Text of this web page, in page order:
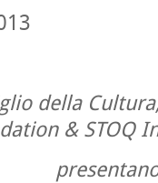
della
& STOQ